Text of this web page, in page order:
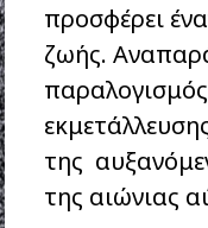
προσφέρει
ζωής.
της
της αιώνιας